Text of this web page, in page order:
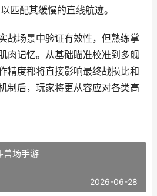
匹配其缓慢的直线航迹。
战场景中验证有效性，但熟练掌
肉记忆。从基础瞄准校准到多舰
精度都将直接影响最终战损比和
制后，玩家将更从容应对各类高
兽场手游
2026-06-28